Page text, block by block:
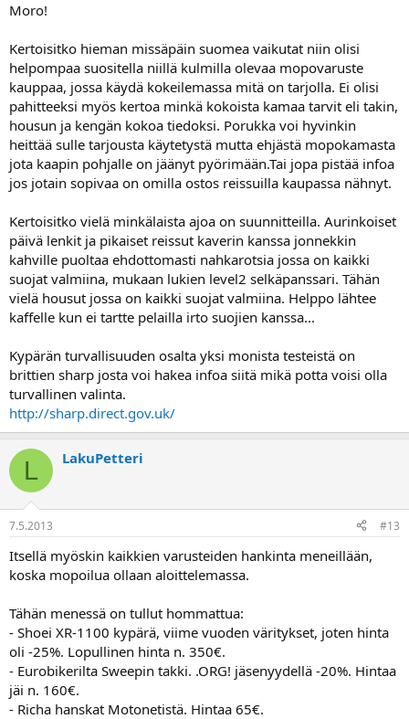
Moro!
Kertoisitko hieman missäpäin suomea vaikutat niin olisi
helpompaa suositella niillä kulmilla olevaa mopovaruste
kauppaa, jossa käydä kokeilemassa mitä on tarjolla. Ei olisi
pahitteeksi myös kertoa minkä kokoista kamaa tarvit eli takin,
housun ja kengän kokoa tiedoksi. Porukka voi hyvinkin
heittää sulle tarjousta käytetystä mutta ehjästä mopokamasta
jota kaapin pohjalle on jäänyt pyörimään.Tai jopa pistää infoa
jos jotain sopivaa on omilla ostos reissuilla kaupassa nähnyt.
Kertoisitko vielä minkälaista ajoa on suunnitteilla. Aurinkoiset
päivä lenkit ja pikaiset reissut kaverin kanssa jonnekkin
kahville puoltaa ehdottomasti nahkarotsia jossa on kaikki
suojat valmiina, mukaan lukien level2 selkäpanssari. Tähän
vielä housut jossa on kaikki suojat valmiina. Helppo lähtee
kaffelle kun ei tartte pelailla irto suojien kanssa...
Kypärän turvallisuuden osalta yksi monista testeistä on
brittien sharp josta voi hakea infoa siitä mikä potta voisi olla
turvallinen valinta.
http://sharp.direct.gov.uk/
L LakuPetteri
7.5.2013 #13
Itsellä myöskin kaikkien varusteiden hankinta meneillään,
koska mopoilua ollaan aloittelemassa.
Tähän menessä on tullut hommattua:
- Shoei XR-1100 kypärä, viime vuoden väritykset, joten hinta
oli -25%. Lopullinen hinta n. 350€.
- Eurobikerilta Sweepin takki. .ORG! jäsenyydellä -20%. Hintaa
jäi n. 160€.
- Richa hanskat Motonetistä. Hintaa 65€.